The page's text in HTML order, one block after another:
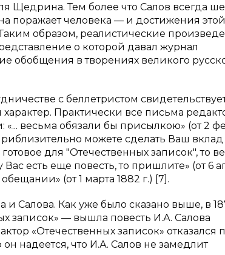
Щедрина. Тем более что Салов всегда
поражает человека — и достижения
образом, реалистические
о которой давал журнал
обобщения в творениях великого
с беллетристом
Практически все письма
весьма обязали бы присылкою» (от 2
можете сделать Ваш
для "Отечественных записок", то
Вас есть еще повесть, то пришлите» (от 6
(от 1 марта 1882 г.) [7].
Салова. Как уже было сказано выше, в
записок» — вышла повесть И.А. Салова
«Отечественных записок» отказался
надеется, что И.А. Салов не замедлит